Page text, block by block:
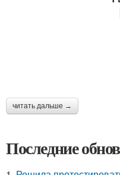
читать дальше →
Последние